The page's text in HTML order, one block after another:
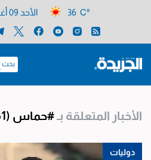
36 C° الأحد 09 أغسطس 2026
بحث
الأخبار المتعلقة بـ#حماس (561)
دوليات